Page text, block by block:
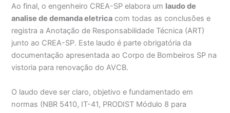
Ao final, o engenheiro CREA-SP elabora um laudo de
analise de demanda eletrica com todas as conclusões e
registra a Anotação de Responsabilidade Técnica (ART)
junto ao CREA-SP. Este laudo é parte obrigatória da
documentação apresentada ao Corpo de Bombeiros SP na
vistoria para renovação do AVCB.
O laudo deve ser claro, objetivo e fundamentado em
normas (NBR 5410, IT-41, PRODIST Módulo 8 para